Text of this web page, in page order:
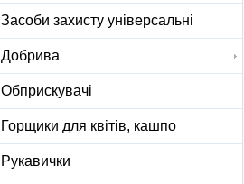
Засоби захисту універсальні
Добрива
Обприскувачі
Горщики для квітів, кашпо
Рукавички